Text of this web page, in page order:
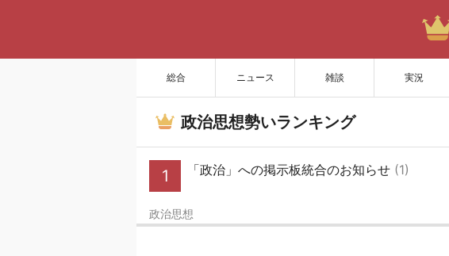
総合 ニュース 雑談 実況
サイトを更新
政治思想勢いランキング
1 「政治」への掲示板統合のお知らせ (1)
政治思想